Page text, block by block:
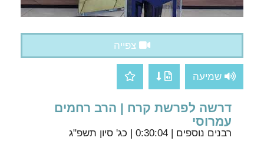
צפייה
שמיעה
דרשה לפרשת קרח | הרב רחמים
עמרוסי
רבנים נוספים